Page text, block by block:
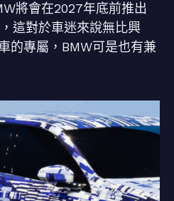
將會在2027年底前推出
這對於車迷來說無比興
的專屬，BMW可是也有兼